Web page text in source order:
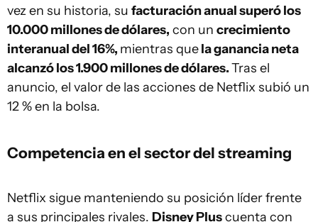
vez en su historia, su facturación anual superó los
10.000 millones de dólares, con un crecimiento
interanual del 16%, mientras quela ganancia neta
alcanzó los 1.900 millones de dólares.Tras el
anuncio, el valor de las acciones de Netflix subió un
12 % en la bolsa.
Competencia en el sector del streaming
Netflix sigue manteniendo su posición líder frente
a sus principales rivales. Disney Pluscuenta con